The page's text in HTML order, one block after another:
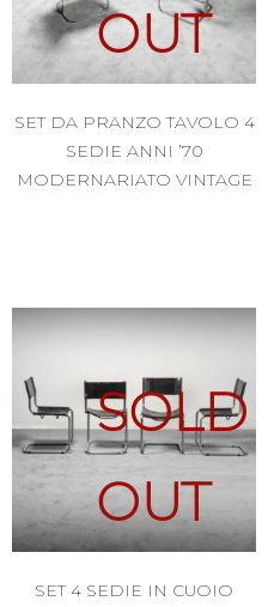
OUT
SET DA PRANZO TAVOLO 4
SEDIE ANNI ’70
MODERNARIATO VINTAGE
SOLD
OUT
SET 4 SEDIE IN CUOIO